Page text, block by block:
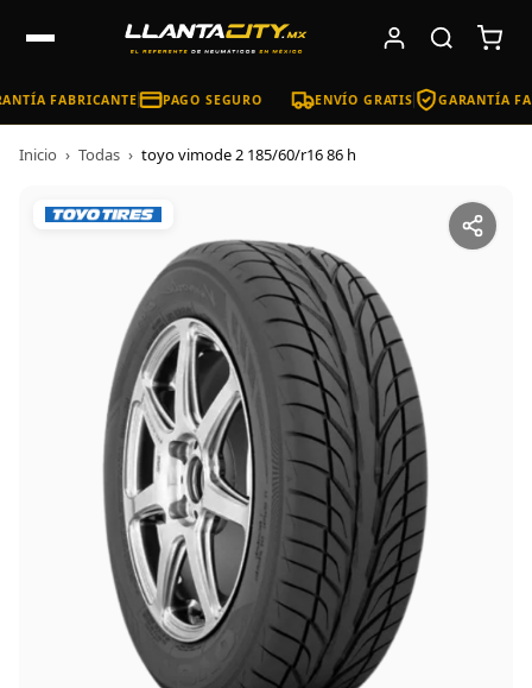
FABRICANTE PAGO SEGURO ENVÍO GRATIS GARANTÍA
Inicio › Todas › toyo vimode 2 185/60/r16 86 h